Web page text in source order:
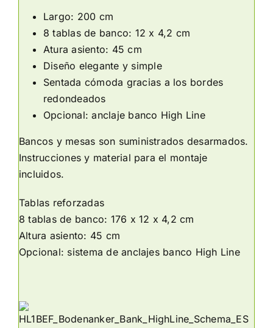
Largo: 200 cm
8 tablas de banco: 12 x 4,2 cm
Atura asiento: 45 cm
Diseño elegante y simple
Sentada cómoda gracias a los bordes
redondeados
Opcional: anclaje banco High Line
Bancos y mesas son suministrados desarmados.
Instrucciones y material para el montaje
incluidos.
Tablas reforzadas
8 tablas de banco: 176 x 12 x 4,2 cm
Altura asiento: 45 cm
Opcional: sistema de anclajes banco High Line